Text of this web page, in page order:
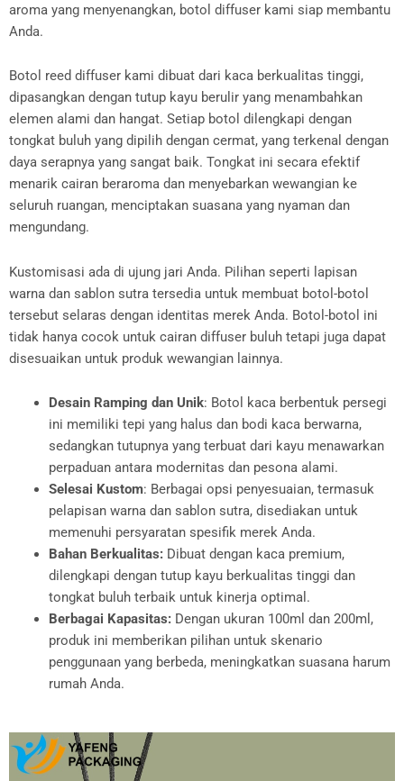
aroma yang menyenangkan, botol diffuser kami siap membantu
Anda.
Botol reed diffuser kami dibuat dari kaca berkualitas tinggi,
dipasangkan dengan tutup kayu berulir yang menambahkan
elemen alami dan hangat. Setiap botol dilengkapi dengan
tongkat buluh yang dipilih dengan cermat, yang terkenal dengan
daya serapnya yang sangat baik. Tongkat ini secara efektif
menarik cairan beraroma dan menyebarkan wewangian ke
seluruh ruangan, menciptakan suasana yang nyaman dan
mengundang.
Kustomisasi ada di ujung jari Anda. Pilihan seperti lapisan
warna dan sablon sutra tersedia untuk membuat botol-botol
tersebut selaras dengan identitas merek Anda. Botol-botol ini
tidak hanya cocok untuk cairan diffuser buluh tetapi juga dapat
disesuaikan untuk produk wewangian lainnya.
Desain Ramping dan Unik: Botol kaca berbentuk persegi
ini memiliki tepi yang halus dan bodi kaca berwarna,
sedangkan tutupnya yang terbuat dari kayu menawarkan
perpaduan antara modernitas dan pesona alami.
Selesai Kustom: Berbagai opsi penyesuaian, termasuk
pelapisan warna dan sablon sutra, disediakan untuk
memenuhi persyaratan spesifik merek Anda.
Bahan Berkualitas:Dibuat dengan kaca premium,
dilengkapi dengan tutup kayu berkualitas tinggi dan
tongkat buluh terbaik untuk kinerja optimal.
Berbagai Kapasitas:Dengan ukuran 100ml dan 200ml,
produk ini memberikan pilihan untuk skenario
penggunaan yang berbeda, meningkatkan suasana harum
rumah Anda.